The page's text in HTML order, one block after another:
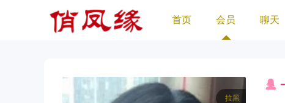
首页 会员 聊天
拉黑